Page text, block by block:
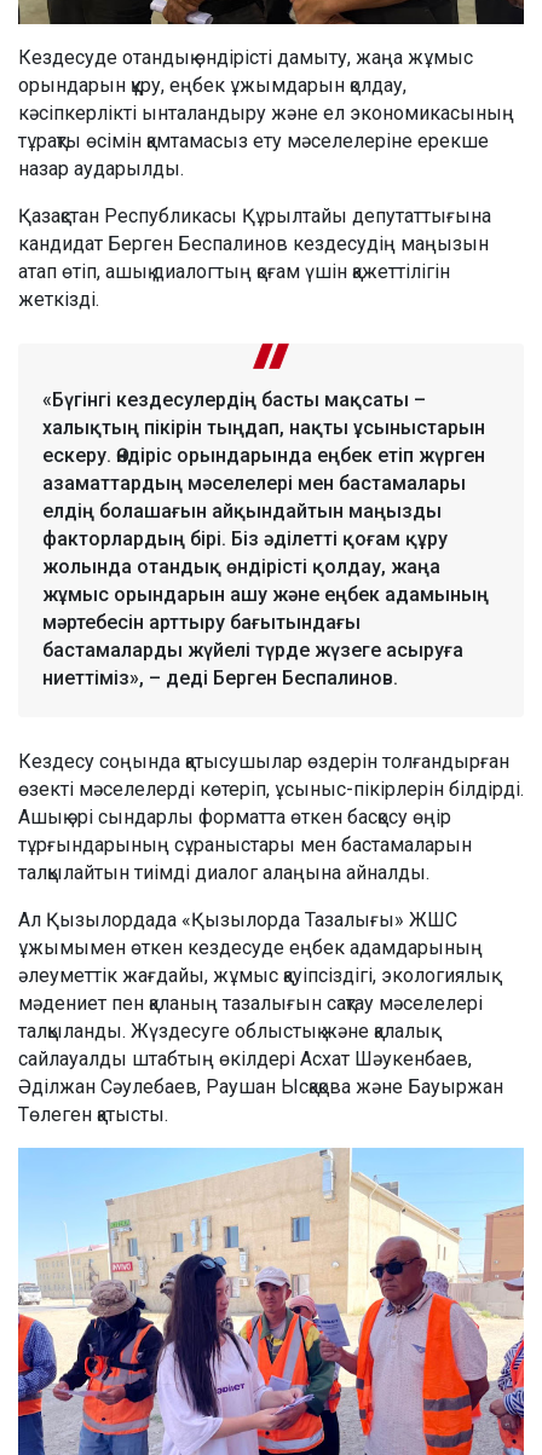
Кездесуде отандық өндірісті дамыту, жаңа жұмыс
орындарын құру, еңбек ұжымдарын қолдау,
кәсіпкерлікті ынталандыру және ел экономикасының
тұрақты өсімін қамтамасыз ету мәселелеріне ерекше
назар аударылды.
Қазақстан Республикасы Құрылтайы депутаттығына
кандидат Берген Беспалинов кездесудің маңызын
атап өтіп, ашық диалогтың қоғам үшін қажеттілігін
жеткізді.
«Бүгінгі кездесулердің басты мақсаты –
халықтың пікірін тыңдап, нақты ұсыныстарын
ескеру. Өндіріс орындарында еңбек етіп жүрген
азаматтардың мәселелері мен бастамалары
елдің болашағын айқындайтын маңызды
факторлардың бірі. Біз әділетті қоғам құру
жолында отандық өндірісті қолдау, жаңа
жұмыс орындарын ашу және еңбек адамының
мәртебесін арттыру бағытындағы
бастамаларды жүйелі түрде жүзеге асыруға
ниеттіміз», – деді Берген Беспалинов.
Кездесу соңында қатысушылар өздерін толғандырған
өзекті мәселелерді көтеріп, ұсыныс-пікірлерін білдірді.
Ашық әрі сындарлы форматта өткен басқосу өңір
тұрғындарының сұраныстары мен бастамаларын
талқылайтын тиімді диалог алаңына айналды.
Ал Қызылордада «Қызылорда Тазалығы» ЖШС
ұжымымен өткен кездесуде еңбек адамдарының
әлеуметтік жағдайы, жұмыс қауіпсіздігі, экологиялық
мәдениет пен қаланың тазалығын сақтау мәселелері
талқыланды. Жүздесуге облыстық және қалалық
сайлауалды штабтың өкілдері Асхат Шәукенбаев,
Әділжан Сәулебаев, Раушан Ысқақова және Бауыржан
Төлеген қатысты.